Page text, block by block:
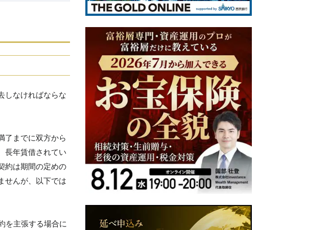
しなければならな
了までに双方から
長年賃借されてい
約は期間の定めの
せんが、以下では
を主張する場合に